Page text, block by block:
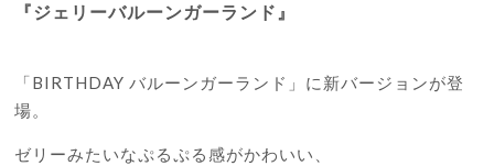
『ジェリーバルーンガーランド』
「BIRTHDAY バルーンガーランド」に新バージョンが登
場。
ゼリーみたいなぷるぷる感がかわいい、